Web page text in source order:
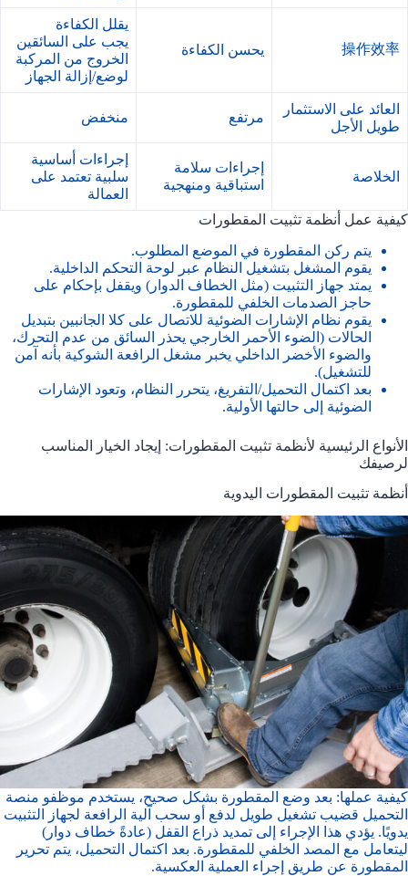
操作效率 يحسن الكفاءة
يقلل الكفاءة
يجب على السائقين
الخروج من المركبة
لوضع/إزالة الجهاز
العائد على الاستثمار
طويل الأجل
مرتفع منخفض
الخلاصة
إجراءات سلامة
استباقية ومنهجية
إجراءات أساسية
سلبية تعتمد على
العمالة
كيفية عمل أنظمة تثبيت المقطورات
يتم ركن المقطورة في الموضع المطلوب.
يقوم المشغل بتشغيل النظام عبر لوحة التحكم الداخلية.
يمتد جهاز التثبيت (مثل الخطاف الدوار) ويقفل بإحكام على
حاجز الصدمات الخلفي للمقطورة.
يقوم نظام الإشارات الضوئية للاتصال على كلا الجانبين بتبديل
الحالات (الضوء الأحمر الخارجي يحذر السائق من عدم التحرك،
والضوء الأخضر الداخلي يخبر مشغل الرافعة الشوكية بأنه آمن
للتشغيل).
بعد اكتمال التحميل/التفريغ، يتحرر النظام، وتعود الإشارات
الضوئية إلى حالتها الأولية.
الأنواع الرئيسية لأنظمة تثبيت المقطورات: إيجاد الخيار المناسب
لرصيفك
أنظمة تثبيت المقطورات اليدوية
كيفية عملها: بعد وضع المقطورة بشكل صحيح، يستخدم موظفو منصة
التحميل قضيب تشغيل طويل لدفع أو سحب آلية الرافعة لجهاز التثبيت
يدويًا. يؤدي هذا الإجراء إلى تمديد ذراع القفل (عادةً خطاف دوار)
ليتعامل مع المصد الخلفي للمقطورة. بعد اكتمال التحميل، يتم تحرير
المقطورة عن طريق إجراء العملية العكسية.